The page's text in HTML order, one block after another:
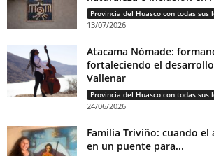
13/07/2026
Atacama Nómade:
fortaleciendo el
Vallenar
24/06/2026
Familia Triviño: cuando
en un puente para...